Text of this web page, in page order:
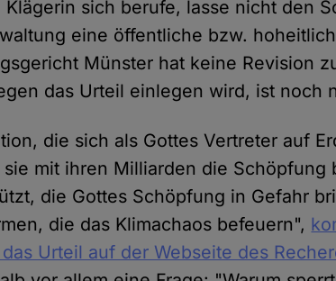
sich berufe, lasse nicht den
eine öffentliche bzw.
Münster hat keine Revision
das Urteil einlegen wird, ist noch
die sich als Gottes Vertreter auf
mit ihren Milliarden die Schöpfung
die Gottes Schöpfung in Gefahr
die das Klimachaos befeuern",
Urteil auf der Webseite des